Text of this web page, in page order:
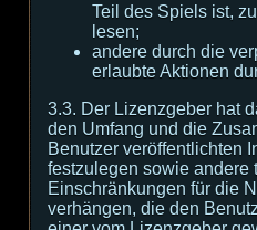
Teil des Spiels ist,
lesen;
andere durch die
erlaubte Aktionen
3.3. Der Lizenzgeber hat
den Umfang und die
Benutzer veröffentlichten
festzulegen sowie andere
Einschränkungen für die
verhängen, die den